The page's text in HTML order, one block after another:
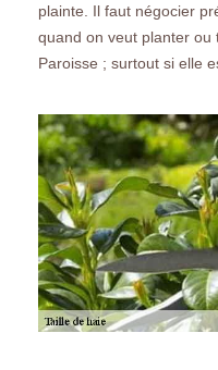
plainte. Il faut négocier
quand on veut planter ou
Paroisse ; surtout si elle